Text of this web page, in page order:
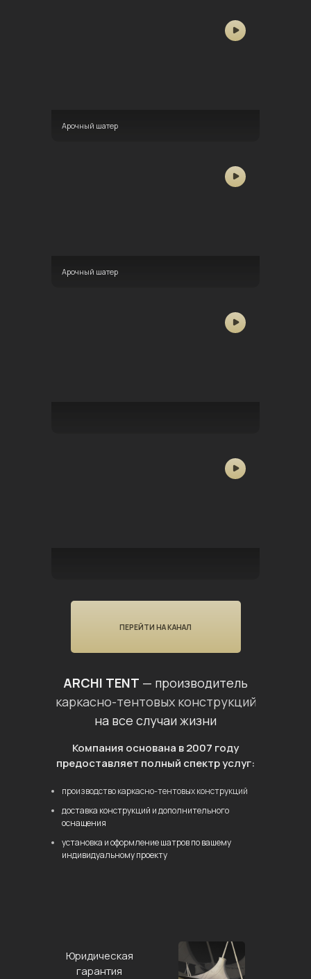
Арочный шатер
Арочный шатер
ПЕРЕЙТИ НА КАНАЛ
ARCHI TENT — производитель
каркасно-тентовых конструкций
на все случаи жизни
Компания основана в 2007 году
предоставляет полный спектр услуг:
производство каркасно-тентовых конструкций
доставка конструкций и дополнительного
оснащения
установка и оформление шатров по вашему
индивидуальному проекту
Юридическая
гарантия